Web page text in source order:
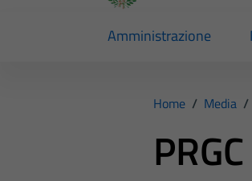
Amministrazione
Home / Media /